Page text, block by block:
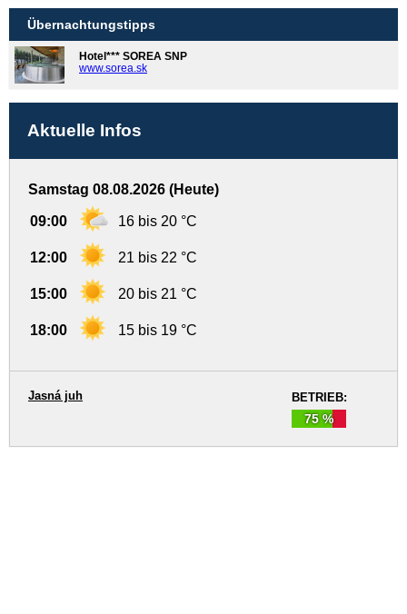
Übernachtungstipps
Hotel*** SOREA SNP
www.sorea.sk
Aktuelle Infos
Samstag 08.08.2026 (Heute)
09:00 16 bis 20 °C
12:00 21 bis 22 °C
15:00 20 bis 21 °C
18:00 15 bis 19 °C
BETRIEB:
75 %
Jasná juh